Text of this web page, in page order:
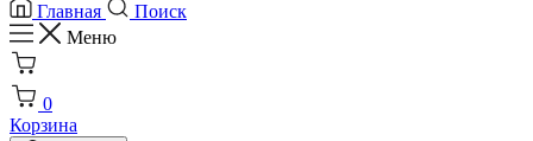
Главная
Поиск
Меню
0
Корзина